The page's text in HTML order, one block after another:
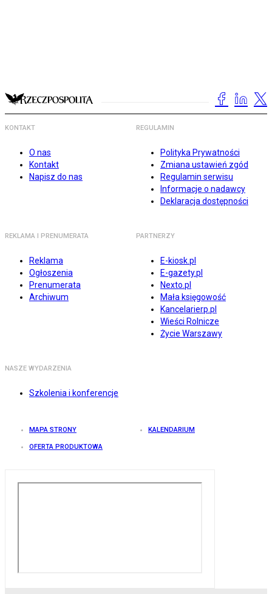
KONTAKT
O nas
Kontakt
Napisz do nas
REGULAMIN
Polityka Prywatności
Zmiana ustawień zgód
Regulamin serwisu
Informacje o nadawcy
Deklaracja dostępności
REKLAMA I PRENUMERATA
Reklama
Ogłoszenia
Prenumerata
Archiwum
PARTNERZY
E-kiosk.pl
E-gazety.pl
Nexto.pl
Mała księgowość
Kancelarierp.pl
Wieści Rolnicze
Życie Warszawy
NASZE WYDARZENIA
Szkolenia i konferencje
MAPA STRONY KALENDARIUM
OFERTA PRODUKTOWA